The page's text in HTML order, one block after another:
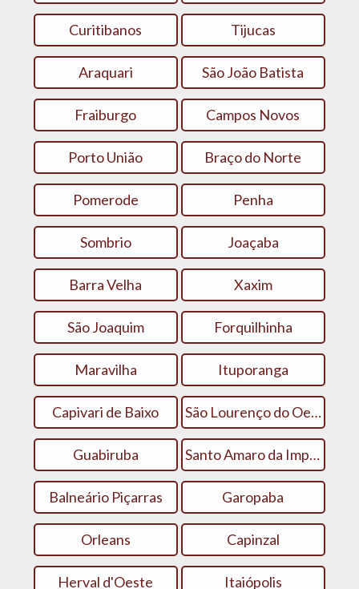
Curitibanos Tijucas
Araquari São João Batista
Fraiburgo Campos Novos
Porto União Braço do Norte
Pomerode Penha
Sombrio Joaçaba
Barra Velha Xaxim
São Joaquim Forquilhinha
Maravilha Ituporanga
Capivari de Baixo São Lourenço do Oeste
Guabiruba Santo Amaro da Imperatriz
Balneário Piçarras Garopaba
Orleans Capinzal
Herval d'Oeste Itaiópolis